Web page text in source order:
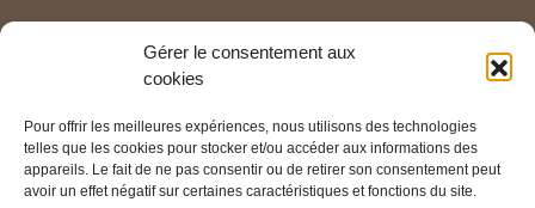
Gérer le consentement aux
cookies
Pour offrir les meilleures expériences, nous utilisons des technologies
telles que les cookies pour stocker et/ou accéder aux informations des
appareils. Le fait de ne pas consentir ou de retirer son consentement peut
avoir un effet négatif sur certaines caractéristiques et fonctions du site.
Mentions légales
PRENDRE RENDEZ-VOUS